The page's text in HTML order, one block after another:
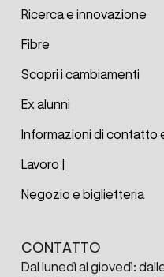
Ricerca e innovazione
Fibre
Scopri i cambiamenti
Ex alunni
Informazioni di contatto
Lavoro |
Negozio e biglietteria
CONTATTO
Dal lunedì al giovedì: